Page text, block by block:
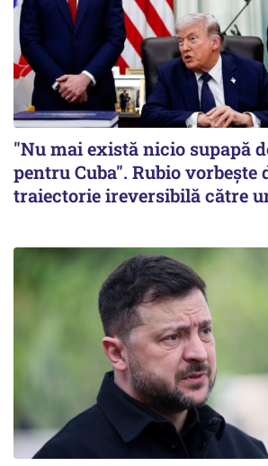
"Nu mai există nicio supapă
pentru Cuba". Rubio vorbește
traiectorie ireversibilă către